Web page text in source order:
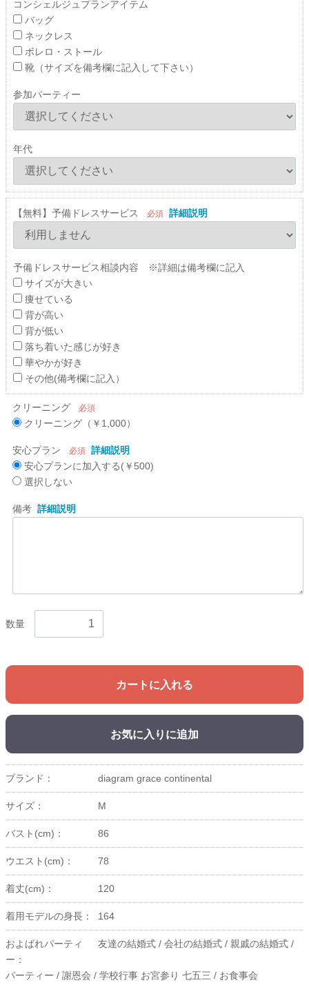
コンシェルジュプランアイテム
バッグ
ネックレス
ボレロ・ストール
靴（サイズを備考欄に記入して下さい）
参加パーティー
年代
【無料】予備ドレスサービス 必須 詳細説明
予備ドレスサービス相談内容 ※詳細は備考欄に記入
サイズが大きい
痩せている
背が高い
背が低い
落ち着いた感じが好き
華やかが好き
その他(備考欄に記入）
クリーニング 必須
クリーニング（￥1,000）
安心プラン 必須 詳細説明
安心プランに加入する(￥500)
選択しない
備考 詳細説明
数量
カートに入れる
お気に入りに追加
ブランド： diagram grace continental
サイズ： M
バスト(cm)： 86
ウエスト(cm)： 78
着丈(cm)： 120
着用モデルの身長： 164
およばれパーティ
ー：
友達の結婚式 / 会社の結婚式 / 親戚の結婚式 /
パーティー / 謝恩会 / 学校行事 お宮参り 七五三 / お食事会